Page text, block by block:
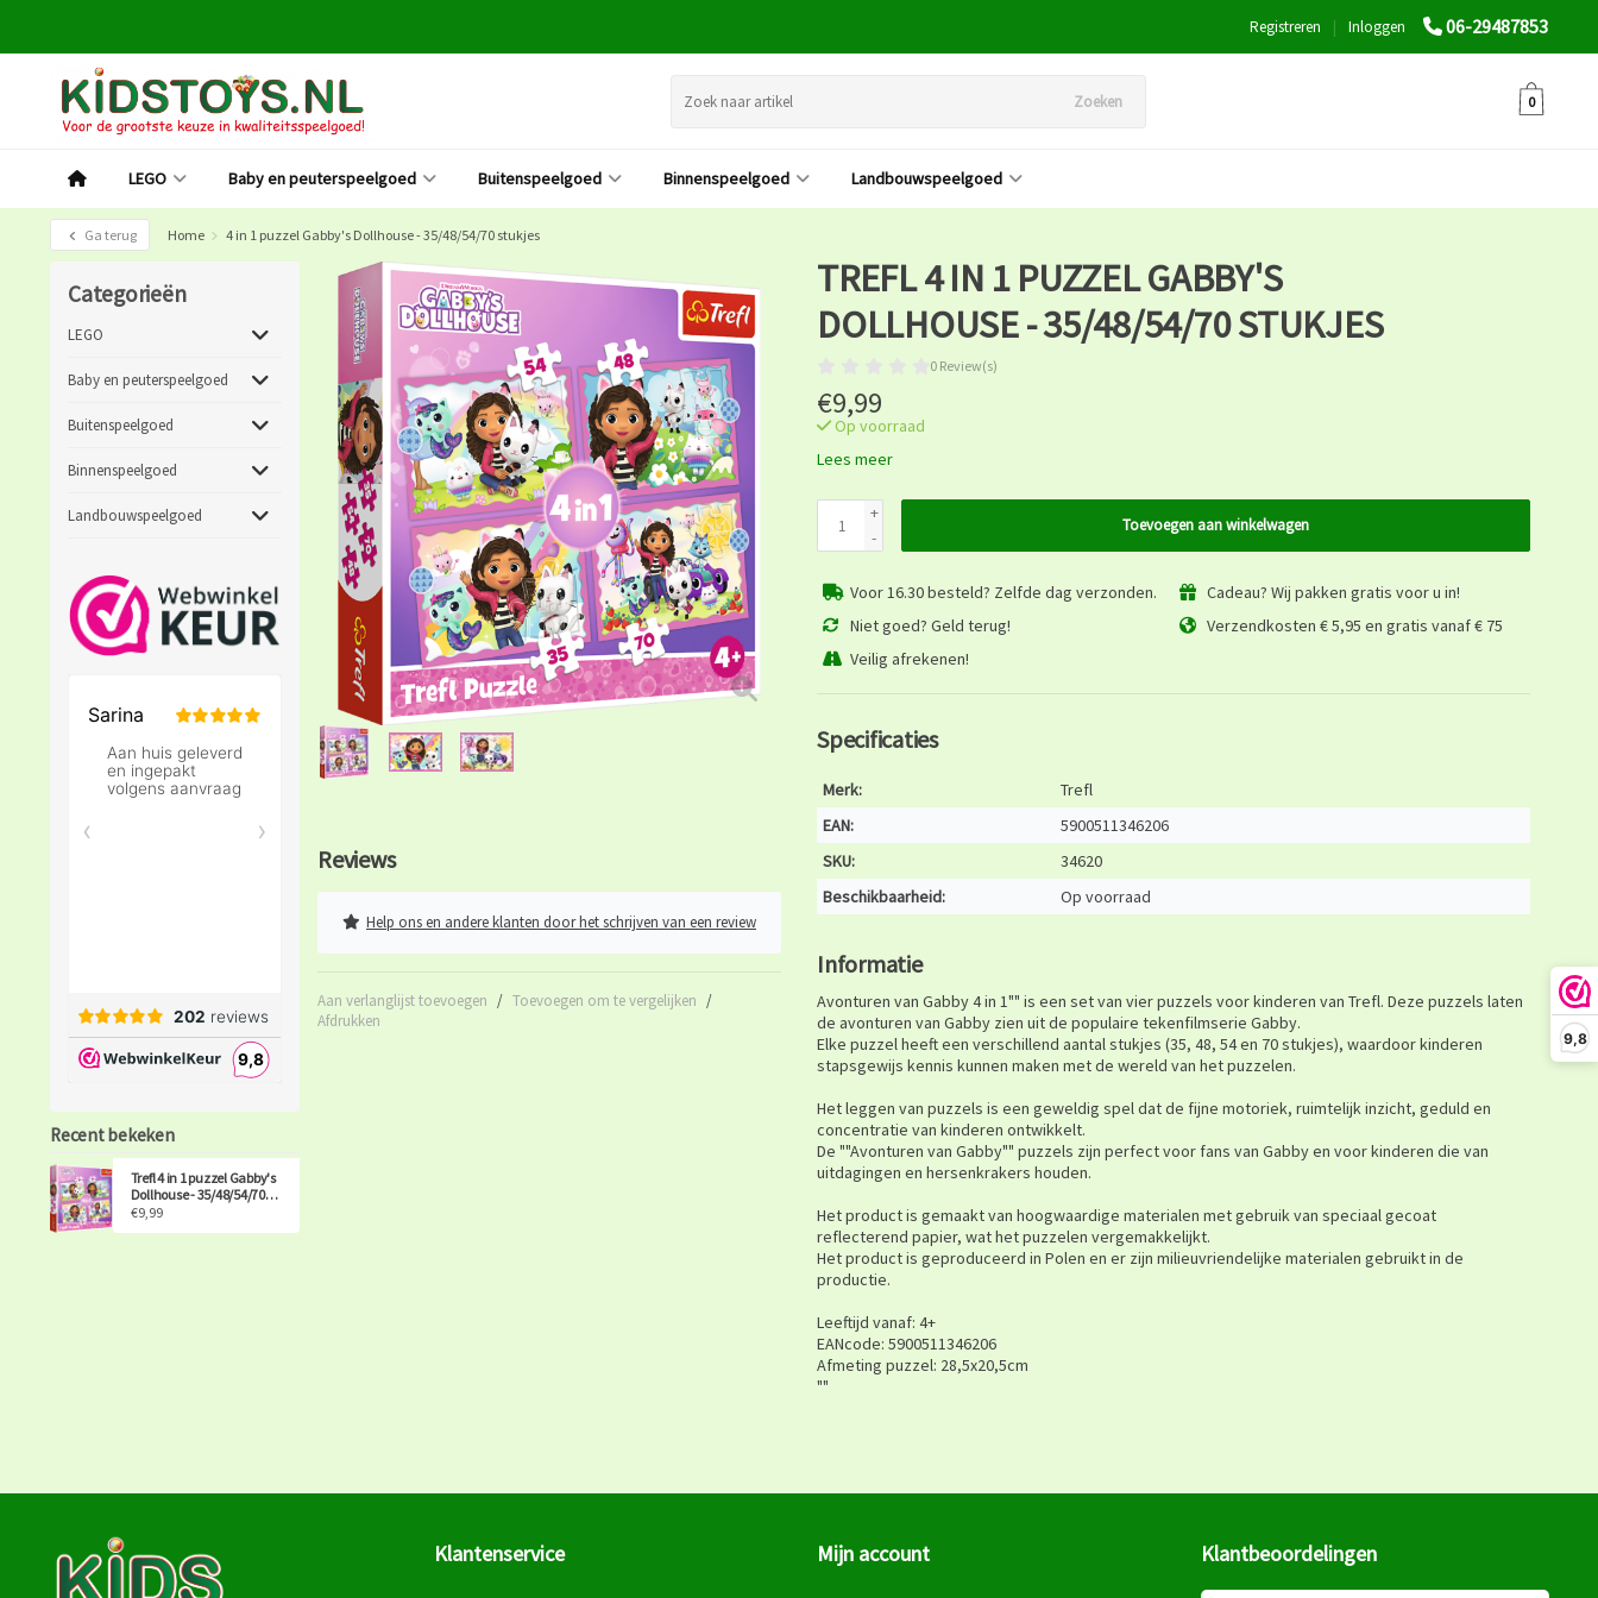
9,8
06-29487853
Inloggen
|
Registreren
Zoeken 0
LEGO Baby en peuterspeelgoed Buitenspeelgoed Binnenspeelgoed Landbouwspeelgoed
Ga terug Home 4 in 1 puzzel Gabby's Dollhouse - 35/48/54/70 stukjes
Categorieën
LEGO
Baby en peuterspeelgoed
Buitenspeelgoed
Binnenspeelgoed
Landbouwspeelgoed
Recent bekeken
Trefl 4 in 1 puzzel Gabby's
Dollhouse - 35/48/54/70
stukjes
€9,99
Reviews
Help ons en andere klanten door het schrijven van een review
Aan verlanglijst toevoegen / Toevoegen om te vergelijken /
Afdrukken
TREFL 4 IN 1 PUZZEL GABBY'S
DOLLHOUSE - 35/48/54/70 STUKJES
0 Review(s)
€9,99
Op voorraad
Lees meer
+
-
Toevoegen aan winkelwagen
Voor 16.30 besteld? Zelfde dag verzonden.
Cadeau? Wij pakken gratis voor u in!
Niet goed? Geld terug!
Verzendkosten € 5,95 en gratis vanaf € 75
Veilig afrekenen!
Specificaties
Merk:
Trefl
EAN:
5900511346206
SKU:
34620
Beschikbaarheid:
Op voorraad
Informatie
Avonturen van Gabby 4 in 1"" is een set van vier puzzels voor kinderen van Trefl. Deze puzzels laten
de avonturen van Gabby zien uit de populaire tekenfilmserie Gabby.
Elke puzzel heeft een verschillend aantal stukjes (35, 48, 54 en 70 stukjes), waardoor kinderen
stapsgewijs kennis kunnen maken met de wereld van het puzzelen.
Het leggen van puzzels is een geweldig spel dat de fijne motoriek, ruimtelijk inzicht, geduld en
concentratie van kinderen ontwikkelt.
De ""Avonturen van Gabby"" puzzels zijn perfect voor fans van Gabby en voor kinderen die van
uitdagingen en hersenkrakers houden.
Het product is gemaakt van hoogwaardige materialen met gebruik van speciaal gecoat
reflecterend papier, wat het puzzelen vergemakkelijkt.
Het product is geproduceerd in Polen en er zijn milieuvriendelijke materialen gebruikt in de
productie.
Leeftijd vanaf: 4+
EANcode: 5900511346206
Afmeting puzzel: 28,5x20,5cm
""
Klantenservice Mijn account Klantbeoordelingen